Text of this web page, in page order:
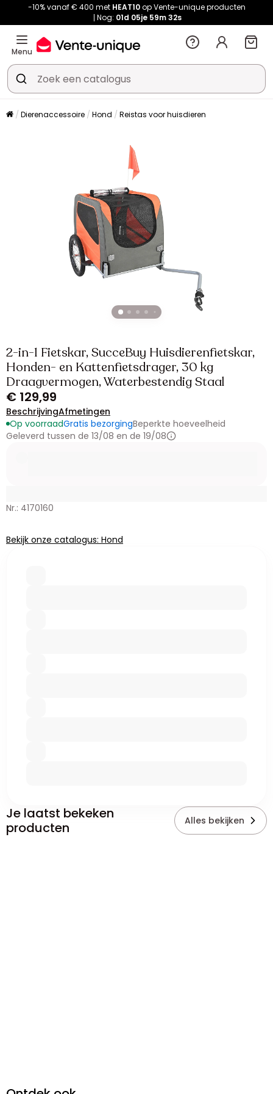
-10% vanaf € 400 met HEAT10op Vente-unique producten
Nog: 01d 05je 59m 31s
Menu
Dierenaccessoire Hond Reistas voor huisdieren
2-in-1 Fietskar, SucceBuy Huisdierenfietskar,
Honden- en Kattenfietsdrager, 30 kg
Draagvermogen, Waterbestendig Staal
€ 129,99
BeschrijvingAfmetingen
Op voorraadGratis bezorgingBeperkte hoeveelheid
Geleverd tussen de 13/08 en de 19/08
Nr.: 4170160
Bekijk onze catalogus: Hond
Je laatst bekeken
producten
Alles bekijken